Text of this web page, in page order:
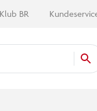
Klub BR